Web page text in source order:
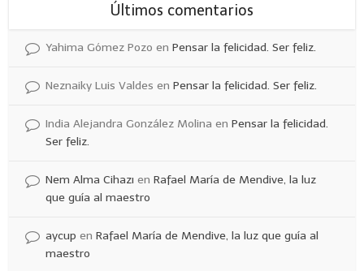
Últimos comentarios
Yahima Gómez Pozo enPensar la felicidad. Ser feliz.
Neznaiky Luis Valdes enPensar la felicidad. Ser feliz.
India Alejandra González Molina enPensar la felicidad.
Ser feliz.
Nem Alma Cihazı enRafael María de Mendive, la luz
que guía al maestro
aycup enRafael María de Mendive, la luz que guía al
maestro